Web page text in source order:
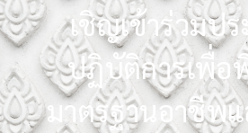
เชิญเข้าร่วมป
ปฏิบัติการเพื่อ
มาตรฐานอาชีพ